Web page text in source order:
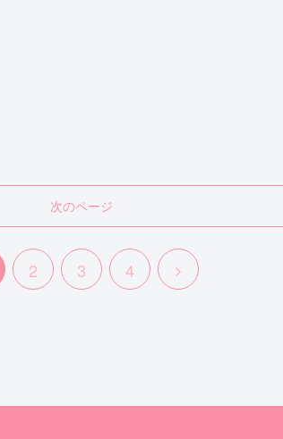
次のページ
2 3 4
次